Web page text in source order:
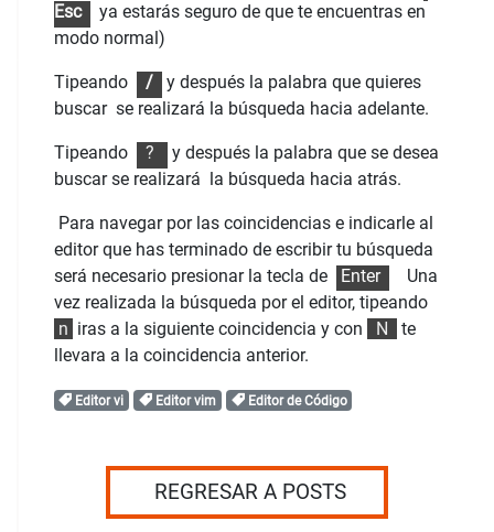
Esc
ya estarás seguro de que te encuentras en
modo normal)
Tipeando /
y después la palabra que quieres
buscar se realizará la búsqueda hacia adelante.
Tipeando ?
y después la palabra que se desea
buscar se realizará la búsqueda hacia atrás.
Para navegar por las coincidencias e indicarle al
editor que has terminado de escribir tu búsqueda
será necesario presionar la tecla de
Enter
Una
vez realizada la búsqueda por el editor,tipeando
n iras a la siguiente coincidencia y con N
te
llevara a la coincidencia anterior.
Editor vi Editor vim Editor de Código
REGRESAR A POSTS